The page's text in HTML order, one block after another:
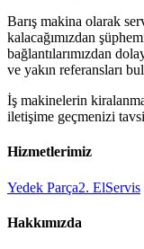
Barış makina olarak
kalacağımızdan
bağlantılarımızdan
ve yakın referansları
İş makinelerin
iletişime geçmenizi
Hizmetlerimiz
Yedek Parça2. ElServis
Hakkımızda